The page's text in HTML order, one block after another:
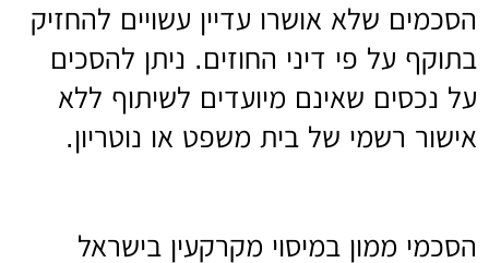
הסכמים שלא אושרו עדיין עשויים להחזיק
בתוקף על פי דיני החוזים. ניתן להסכים
על נכסים שאינם מיועדים לשיתוף ללא
אישור רשמי של בית משפט או נוטריון.
הסכמי ממון במיסוי מקרקעין בישראל